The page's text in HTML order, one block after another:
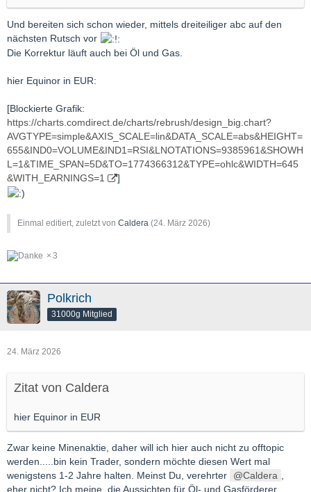
Und bereiten sich schon wieder, mittels dreiteiliger abc auf den
nächsten Rutsch vor
Die Korrektur läuft auch bei Öl und Gas.
hier Equinor in EUR:
[Blockierte Grafik:
https://charts.comdirect.de/charts/rebrush/design_big.chart?
AVGTYPE=simple&AXIS_SCALE=lin&DATA_SCALE=abs&HEIGHT=
655&IND0=VOLUME&IND1=RSI&LNOTATIONS=9385961&SHOWH
L=1&TIME_SPAN=5D&TO=1774366312&TYPE=ohlc&WIDTH=645
&WITH_EARNINGS=1
]
Einmal editiert, zuletzt von Caldera (24. März 2026)
3
Polkrich
31000g Mitglied
24. März 2026
Zitat von Caldera
hier Equinor in EUR
Zwar keine Minenaktie, daher will ich hier auch nicht zu offtopic
werden.....bin kein Trader, sondern möchte diesen Wert mal
wenigstens 1-2 Jahre halten. Meinst Du, verehrter
Caldera
eher nicht? Ich meine, die Aussichten für Öl- und Gasförderer